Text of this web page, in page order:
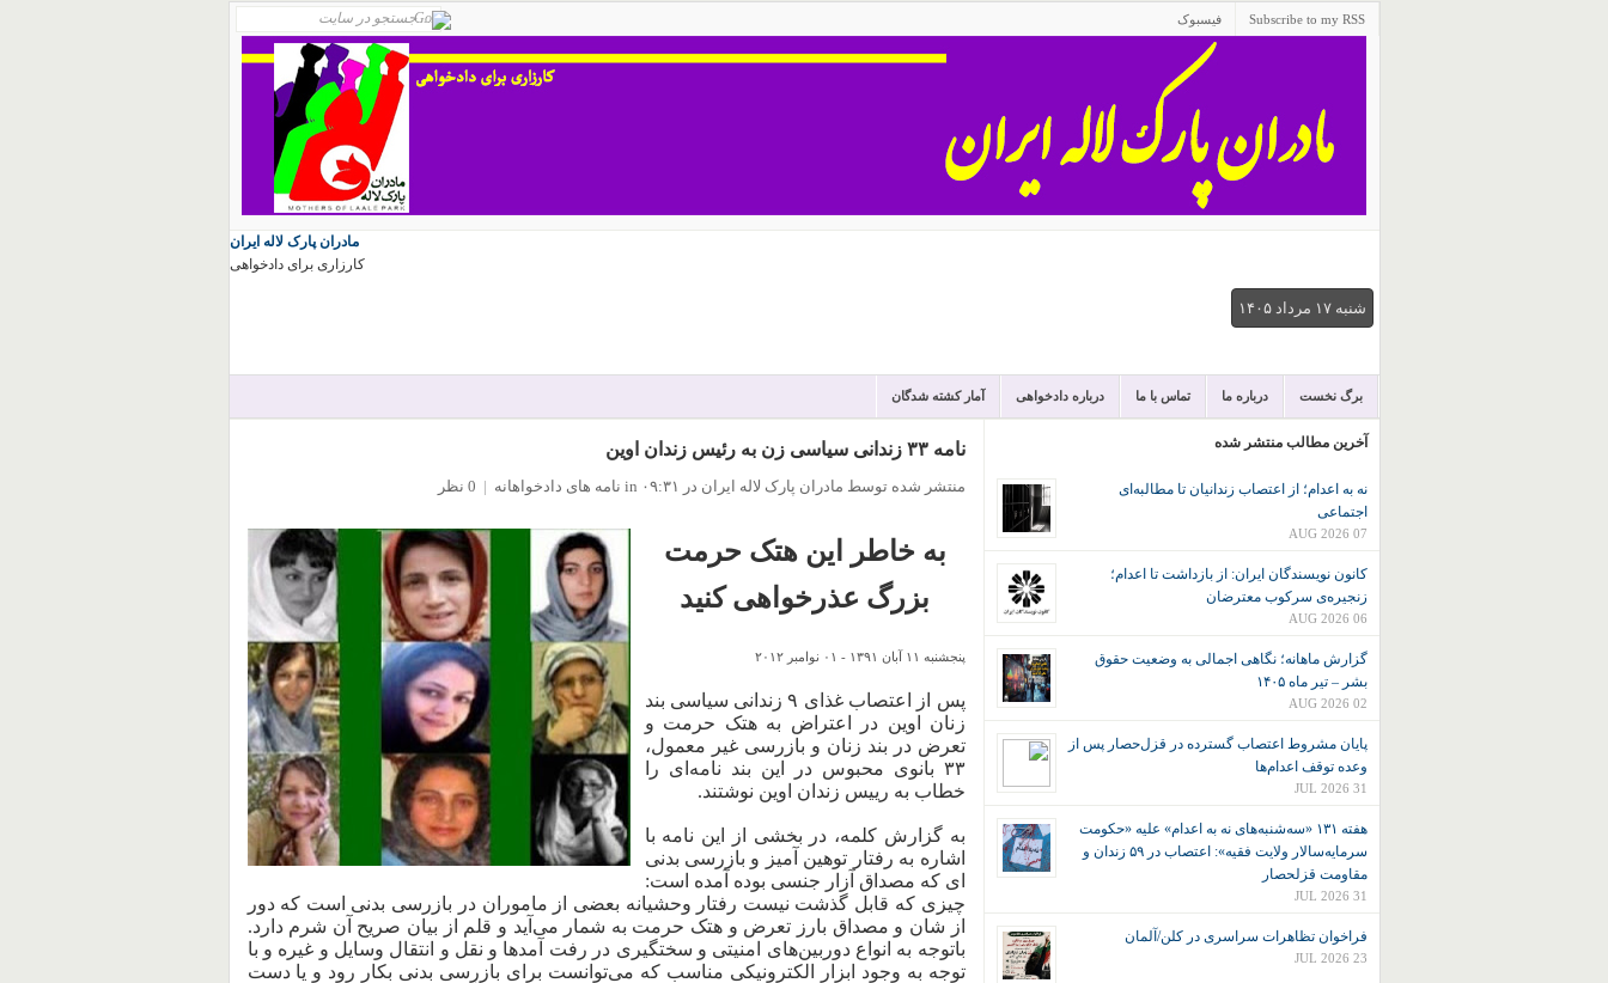
Subscribe to my RSS فیسبوک
مادران پارک لاله ایران
کارزاری برای دادخواهی
شنبه ۱۷ مرداد ۱۴۰۵
برگ نخست درباره ما تماس با ما درباره دادخواهی آمار کشته شدگان
نامه ۳۳ زندانی سیاسی زن به رئیس زندان اوین
منتشر شده توسط مادران پارک لاله ایران در ۰۹:۳۱ in نامه های دادخواهانه | 0 نظر
به خاطر این هتک حرمت
بزرگ عذرخواهی کنید
پنجشنبه ۱۱ آبان ۱۳۹۱ - ۰۱ نوامبر ۲۰۱۲
پس از اعتصاب غذای ۹زندانی سیاسی بند
زنان اوین در اعتراض به هتک حرمت و
تعرض در بند زنان و بازرسی غیر معمول،
۳۳ بانوی محبوس در این بند نامه‌ای را
خطاب به رییس زندان اوین نوشتند.
به گزارش کلمه، در بخشی از این نامه با
اشاره به رفتار توهین آمیز و بازرسی بدنی
ای که مصداق آزار جنسی بوده آمده است:
چیزی که قابل گذشت نیست رفتار وحشیانه بعضی از ماموران در بازرسی بدنی است که دور
از شان و مصداق بارز تعرض و هتک حرمت به شمار می‌آید و قلم از بیان صریح آن شرم دارد.
باتوجه به انواع دوربین‌های امنیتی و سختگیری در رفت آمد‌ها و نقل و انتقال وسایل و غیره و با
توجه به وجود ابزار الکترونیکی مناسب که می‌توانست برای بازرسی بدنی بکار رود و یا دست
آخرین مطالب منتشر شده
نه به اعدام؛ از اعتصاب زندانیان تا مطالبه‌ای
اجتماعی
07 AUG 2026
کانون نويسندگان ايران: از بازداشت تا اعدام؛
زنجیره‌ی سرکوب معترضان
06 AUG 2026
گزارش ماهانه؛ نگاهی اجمالی به وضعیت حقوق
بشر – تیر ماه ۱۴۰۵
02 AUG 2026
پایان مشروط اعتصاب گسترده در قزل‌حصار پس از
وعده توقف اعدام‌ها
31 JUL 2026
هفته ۱۳۱ «سه‌شنبه‌های نه به اعدام» علیه «حکومت
سرمایه‌سالار ولایت فقیه»: اعتصاب در ۵۹ زندان و
مقاومت قزلحصار
31 JUL 2026
فراخوان تظاهرات سراسری در کلن/آلمان
23 JUL 2026